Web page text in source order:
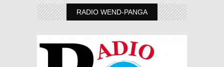
RADIO WEND-PANGA